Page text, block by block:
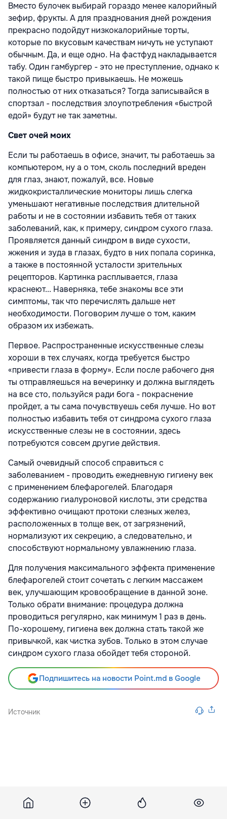
Вместо булочек выбирай гораздо менее калорийный
зефир, фрукты. А для празднования дней рождения
прекрасно подойдут низкокалорийные торты,
которые по вкусовым качествам ничуть не уступают
обычным. Да, и еще одно. На фастфуд накладывается
табу. Один гамбургер - это не преступление, однако к
такой пище быстро привыкаешь. Не можешь
полностью от них отказаться? Тогда записывайся в
спортзал - последствия злоупотребления «быстрой
едой» будут не так заметны.
Свет очей моих
Если ты работаешь в офисе, значит, ты работаешь за
компьютером, ну а о том, сколь последний вреден
для глаз, знают, пожалуй, все. Новые
жидкокристаллические мониторы лишь слегка
уменьшают негативные последствия длительной
работы и не в состоянии избавить тебя от таких
заболеваний, как, к примеру, синдром сухого глаза.
Проявляется данный синдром в виде сухости,
жжения и зуда в глазах, будто в них попала соринка,
а также в постоянной усталости зрительных
рецепторов. Картинка расплывается, глаза
краснеют... Наверняка, тебе знакомы все эти
симптомы, так что перечислять дальше нет
необходимости. Поговорим лучше о том, каким
образом их избежать.
Первое. Распространенные искусственные слезы
хороши в тех случаях, когда требуется быстро
«привести глаза в форму». Если после рабочего дня
ты отправляешься на вечеринку и должна выглядеть
на все сто, пользуйся ради бога - покраснение
пройдет, а ты сама почувствуешь себя лучше. Но вот
полностью избавить тебя от синдрома сухого глаза
искусственные слезы не в состоянии, здесь
потребуются совсем другие действия.
Самый очевидный способ справиться с
заболеванием - проводить ежедневную гигиену век
с применением блефарогелей. Благодаря
содержанию гиалуроновой кислоты, эти средства
эффективно очищают протоки слезных желез,
расположенных в толще век, от загрязнений,
нормализуют их секрецию, а следовательно, и
способствуют нормальному увлажнению глаза.
Для получения максимального эффекта применение
блефарогелей стоит сочетать с легким массажем
век, улучшающим кровообращение в данной зоне.
Только обрати внимание: процедура должна
проводиться регулярно, как минимум 1 раз в день.
По-хорошему, гигиена век должна стать такой же
привычкой, как чистка зубов. Только в этом случае
синдром сухого глаза обойдет тебя стороной.
Подпишитесь на новости Point.md в Google
Источник